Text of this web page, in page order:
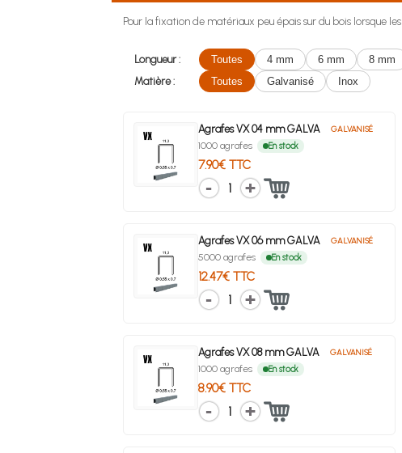
Pour la fixation de matériaux peu épais sur du bois lorsque
Longueur : Toutes 4 mm 6 mm 8 mm
Matière :
Toutes Galvanisé Inox
Agrafes VX 04 mm GALVA GALVANISÉ
1000 agrafes En stock
7.90€ TTC
1
Agrafes VX 06 mm GALVA GALVANISÉ
5000 agrafes En stock
12.47€ TTC
1
Agrafes VX 08 mm GALVA GALVANISÉ
1000 agrafes En stock
8.90€ TTC
1